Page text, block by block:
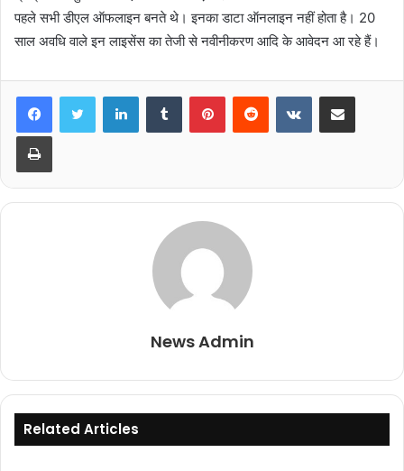
पहले सभी डीएल ऑफलाइन बनते थे। इनका डाटा ऑनलाइन नहीं होता है। 20
साल अवधि वाले इन लाइसेंस का तेजी से नवीनीकरण आदि के आवेदन आ रहे हैं।
LinkedInTumblr PinterestReddit VKontakteShare via Email
Print
News Admin
Related Articles